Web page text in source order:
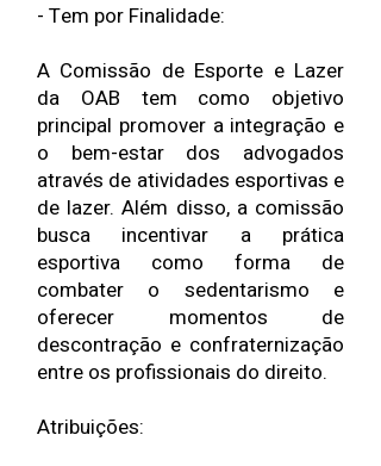
- Tem por Finalidade:
A Comissão de Esporte e Lazer
da OAB tem como objetivo
principal promover a integração e
o bem-estar dos advogados
através de atividades esportivas e
de lazer. Além disso, a comissão
busca incentivar a prática
esportiva como forma de
combater o sedentarismo e
oferecer momentos de
descontração e confraternização
entre os profissionais do direito.
Atribuições: